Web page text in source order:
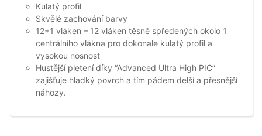
Kulatý profil
Skvělé zachování barvy
12+1 vláken – 12 vláken těsně spředených okolo 1
centrálního vlákna pro dokonale kulatý profil a
vysokou nosnost
Hustější pletení díky “Advanced Ultra High PIC”
zajišťuje hladký povrch a tím pádem delší a přesnější
náhozy.